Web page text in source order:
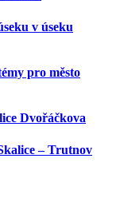
v úseku
pro město
Dvořáčkova
– Trutnov